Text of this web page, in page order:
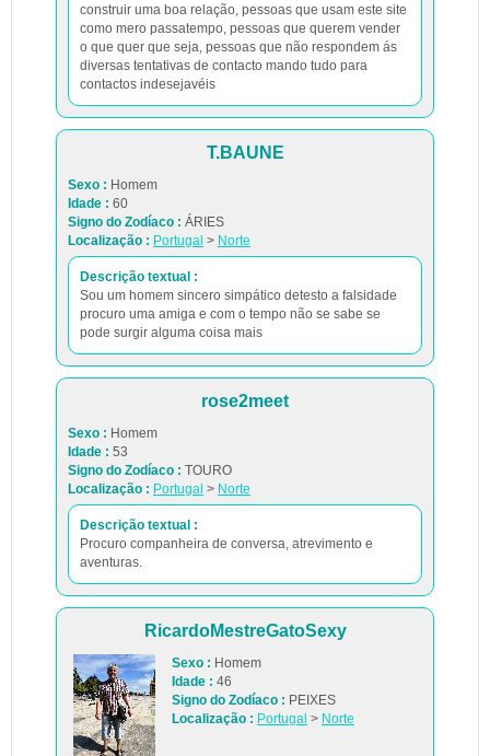
construir uma boa relação, pessoas que usam este site
como mero passatempo, pessoas que querem vender
o que quer que seja, pessoas que não respondem ás
diversas tentativas de contacto mando tudo para
contactos indesejavéis
T.BAUNE
Sexo : Homem
Idade : 60
Signo do Zodíaco : ÁRIES
Localização : Portugal > Norte
Descrição textual :
Sou um homem sincero simpático detesto a falsidade
procuro uma amiga e com o tempo não se sabe se
pode surgir alguma coisa mais
rose2meet
Sexo : Homem
Idade : 53
Signo do Zodíaco : TOURO
Localização : Portugal > Norte
Descrição textual :
Procuro companheira de conversa, atrevimento e
aventuras.
RicardoMestreGatoSexy
Sexo : Homem
Idade : 46
Signo do Zodíaco : PEIXES
Localização : Portugal > Norte